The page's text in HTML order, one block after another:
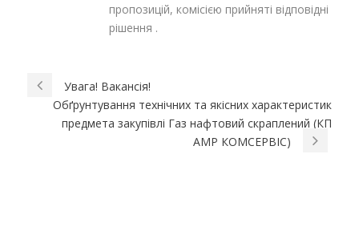
пропозицій, комісією прийняті відповідні
рішення .
Увага! Вакансія!
Обґрунтування технічних та якісних характеристик
предмета закупівлі Газ нафтовий скраплений (КП
АМР КОМСЕРВІС)